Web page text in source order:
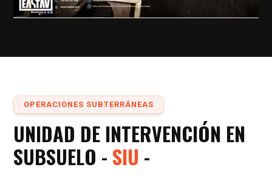
OPERACIONES SUBTERRÁNEAS
UNIDAD DE INTERVENCIÓN EN
SUBSUELO - SIU -